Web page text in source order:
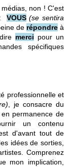
non ! C'est
VOUS (se sentira
de répondreà
merci pour un
spécifiques
professionnelle et
, je consacre du
permanence de
un contenu
d'avant tout de
idées de sorties,
Comprenez
mon implication,